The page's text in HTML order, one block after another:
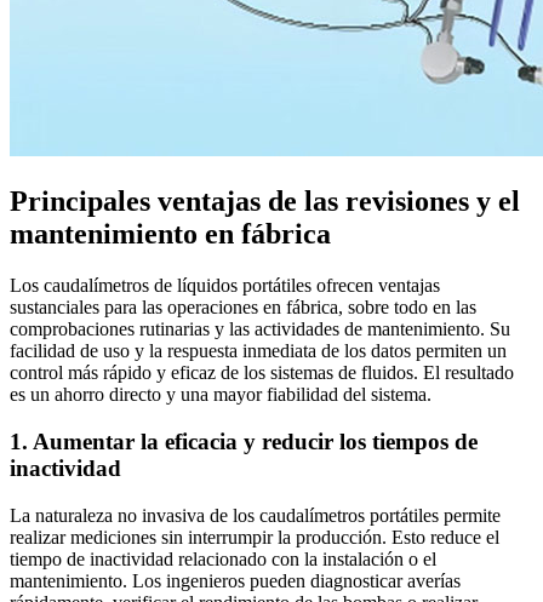
Principales ventajas de las revisiones y el
mantenimiento en fábrica
Los caudalímetros de líquidos portátiles ofrecen ventajas
sustanciales para las operaciones en fábrica, sobre todo en las
comprobaciones rutinarias y las actividades de mantenimiento. Su
facilidad de uso y la respuesta inmediata de los datos permiten un
control más rápido y eficaz de los sistemas de fluidos. El resultado
es un ahorro directo y una mayor fiabilidad del sistema.
1. Aumentar la eficacia y reducir los tiempos de
inactividad
La naturaleza no invasiva de los caudalímetros portátiles permite
realizar mediciones sin interrumpir la producción. Esto reduce el
tiempo de inactividad relacionado con la instalación o el
mantenimiento. Los ingenieros pueden diagnosticar averías